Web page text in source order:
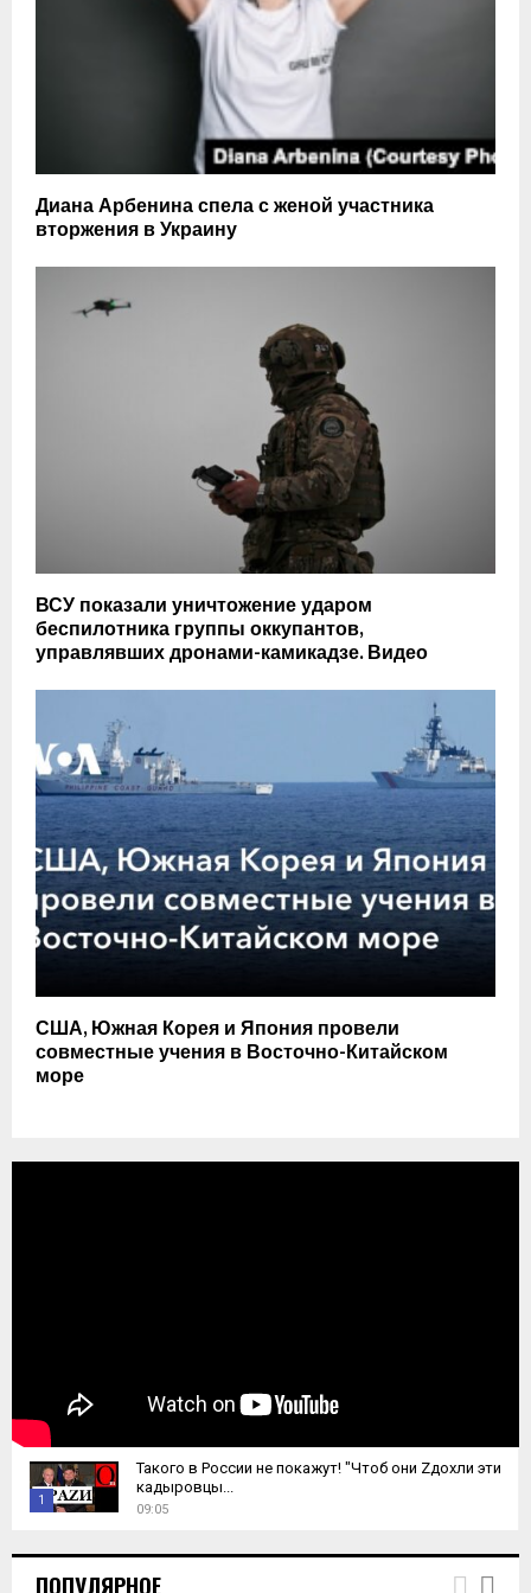
Диана Арбенина спела с женой участника
вторжения в Украину
ВСУ показали уничтожение ударом
беспилотника группы оккупантов,
управлявших дронами-камикадзе. Видео
США, Южная Корея и Япония провели
совместные учения в Восточно-Китайском
море
1
h
u
Такого в России не покажут! "Чтоб они Zдохли эти
кадыровцы...
09:05
ПОПУЛЯРНОЕ